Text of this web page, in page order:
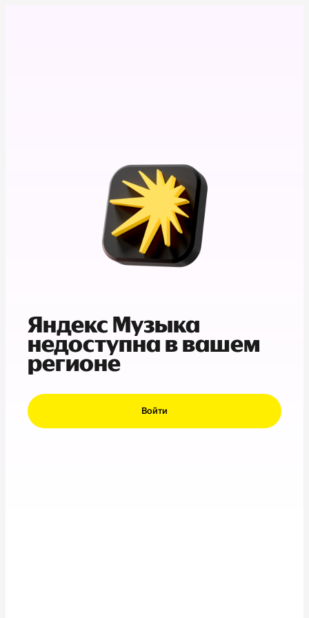
Яндекс Музыка
недоступна в вашем
регионе
Войти